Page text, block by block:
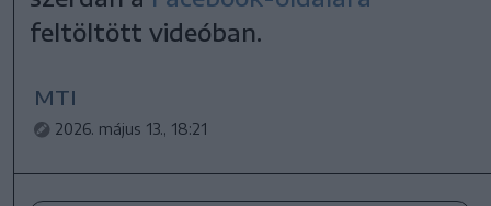
feltöltött videóban.
MTI
2026. május 13., 18:21